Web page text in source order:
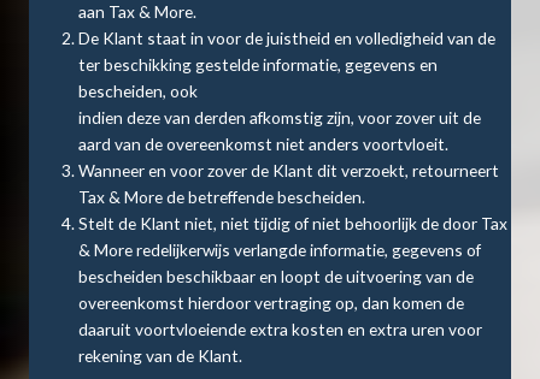
aan Tax & More.
De Klant staat in voor de juistheid en volledigheid van de
ter beschikking gestelde informatie, gegevens en
bescheiden, ook
indien deze van derden afkomstig zijn, voor zover uit de
aard van de overeenkomst niet anders voortvloeit.
Wanneer en voor zover de Klant dit verzoekt, retourneert
Tax & More de betreffende bescheiden.
Stelt de Klant niet, niet tijdig of niet behoorlijk de door Tax
& More redelijkerwijs verlangde informatie, gegevens of
bescheiden beschikbaar en loopt de uitvoering van de
overeenkomst hierdoor vertraging op, dan komen de
daaruit voortvloeiende extra kosten en extra uren voor
rekening van de Klant.